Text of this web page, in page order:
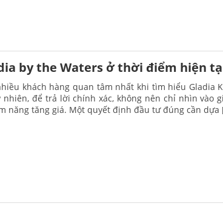
by the Waters ở thời điểm hiện
khách hàng quan tâm nhất khi tìm hiểu Gladia
nhiên, để trả lời chính xác, không nên chỉ nhìn vào
năng tăng giá. Một quyết định đầu tư đúng cần dựa